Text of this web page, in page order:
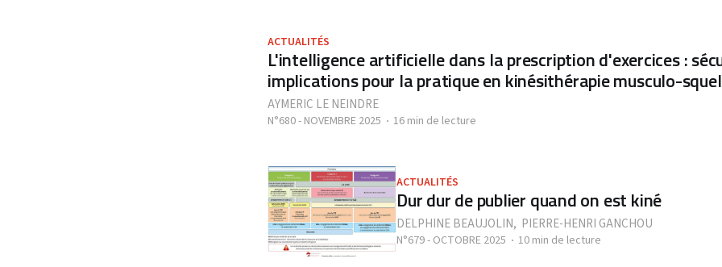
ACTUALITÉS
L'intelligence artificielle dans la prescription d'exercices :
implications pour la pratique en kinésithérapie musculo-
AYMERIC LE NEINDRE
N°680 - NOVEMBRE 2025 16 min de lecture
ACTUALITÉS
Dur dur de publier quand on est kiné
DELPHINE BEAUJOLIN, PIERRE-HENRI GANCHOU
N°679 - OCTOBRE 2025 10 min de lecture